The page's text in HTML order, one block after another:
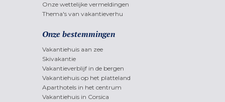
Onze wettelijke vermeldingen
Thema's van vakantieverhu
Onze bestemmingen
Vakantiehuis aan zee
Skivakantie
Vakantieverblijf in de bergen
Vakantiehuis op het platteland
Aparthotels in het centrum
Vakantiehuis in Corsica